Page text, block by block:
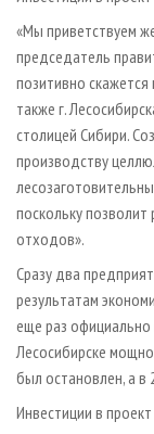
«Мы приветствуем
председатель
позитивно
также г.
столицей Сибири.
производству
поскольку
отходов».
Сразу два
результатам
еще раз
Лесосибирске
был остановлен, а в
Инвестиции в